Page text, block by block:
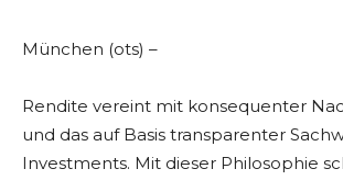
München (ots) –
Rendite vereint mit konsequenter
und das auf Basis transparenter
Investments. Mit dieser Philosophie